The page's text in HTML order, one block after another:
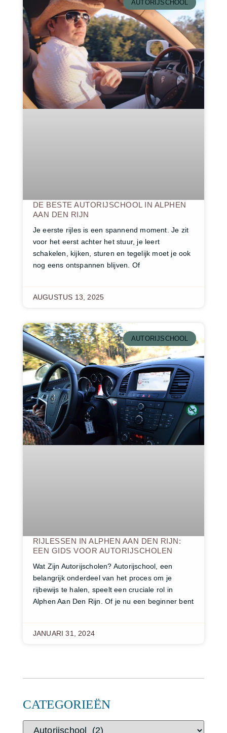
CATEGORIEËN
AUTORIJSCHOOL
DE BESTE AUTORIJSCHOOL IN ALPHEN
AAN DEN RIJN
Je eerste rijles is een spannend moment. Je zit
voor het eerst achter het stuur, je leert
schakelen, kijken, sturen en tegelijk moet je ook
nog eens ontspannen blijven. Of
AUGUSTUS 13, 2025
AUTORIJSCHOOL
RIJLESSEN IN ALPHEN AAN DEN RIJN:
EEN GIDS VOOR AUTORIJSCHOLEN
Wat Zijn Autorijscholen? Autorijschool, een
belangrijk onderdeel van het proces om je
rijbewijs te halen, speelt een cruciale rol in
Alphen Aan Den Rijn. Of je nu een beginner bent
JANUARI 31, 2024